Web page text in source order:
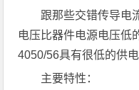
跟那些交错传导电
电压比器件电源电压低
4050/56具有很低的供电
主要特性：